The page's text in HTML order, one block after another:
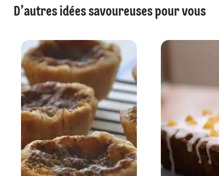
D’autres idées savoureuses pour vous